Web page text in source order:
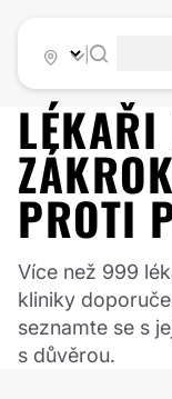
PROTI
Více než 999
kliniky
seznamte se s
s důvěrou.